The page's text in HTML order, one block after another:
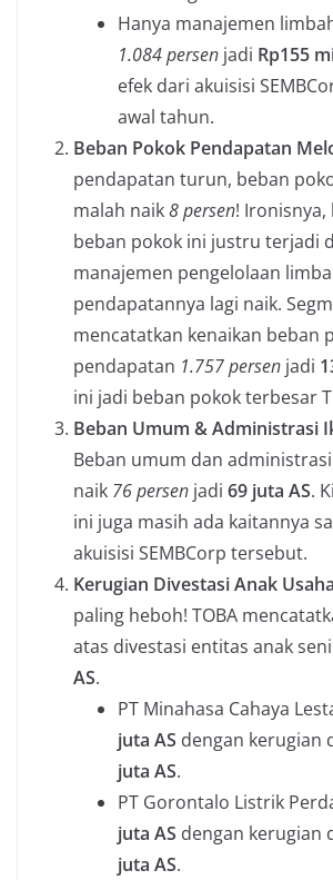
Hanya manajemen
1.084 persen jadi Rp155
efek dari akuisisi
awal tahun.
Beban Pokok Pendapatan
pendapatan turun, beban
malah naik8 persen! Ironisnya,
beban pokok ini justru terjadi
manajemen pengelolaan
pendapatannya lagi naik.
mencatatkan kenaikan beban
pendapatan 1.757 persen jadi
ini jadi beban pokok terbesar
Beban Umum & Administrasi
Beban umum dan
naik 76 persen jadi 69 juta AS.
ini juga masih ada kaitannya
akuisisi SEMBCorp tersebut.
Kerugian Divestasi Anak
paling heboh! TOBA
atas divestasi entitas anak
AS.
PT Minahasa Cahaya
juta AS dengan kerugian
juta AS.
PT Gorontalo Listrik
juta AS dengan kerugian
juta AS.